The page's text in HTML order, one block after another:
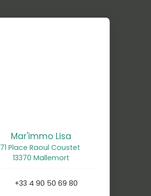
Mar'immo Lisa
71 Place Raoul Coustet
13370 Mallemort
+33 4 90 50 69 80